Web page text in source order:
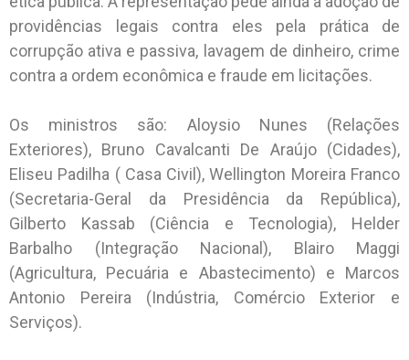
providências legais contra eles pela prática de
corrupção ativa e passiva, lavagem de dinheiro, crime
contra a ordem econômica e fraude em licitações.
Os ministros são: Aloysio Nunes (Relações
Exteriores), Bruno Cavalcanti De Araújo (Cidades),
Eliseu Padilha ( Casa Civil), Wellington Moreira Franco
(Secretaria-Geral da Presidência da República),
Gilberto Kassab (Ciência e Tecnologia), Helder
Barbalho (Integração Nacional), Blairo Maggi
(Agricultura, Pecuária e Abastecimento) e Marcos
Antonio Pereira (Indústria, Comércio Exterior e
Serviços).